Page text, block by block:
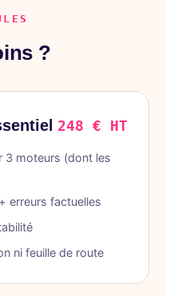
?
248 € HT
3 moteurs (dont les
erreurs factuelles
ni feuille de route